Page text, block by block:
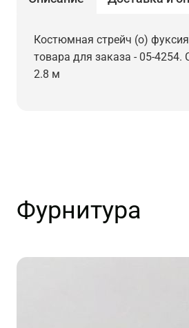
Костюмная стрейч (о)
товара для заказа - 05-
2.8 м
Фурнитура